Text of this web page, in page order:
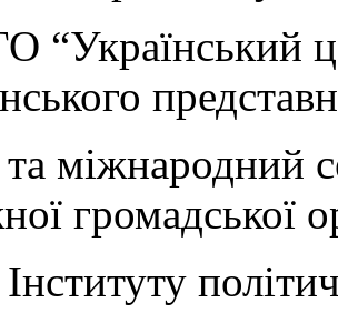
“Український
міжнародний
громадської